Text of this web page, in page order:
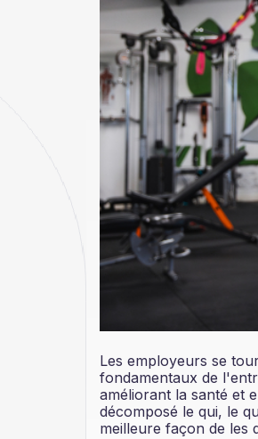
Les employeurs se
fondamentaux de
améliorant la santé et
décomposé le qui, le
meilleure façon de les